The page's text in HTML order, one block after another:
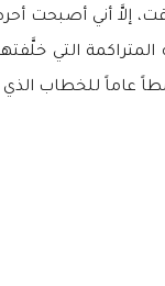
إلاَّ أني أصبحت
التي
عاماً للخطاب